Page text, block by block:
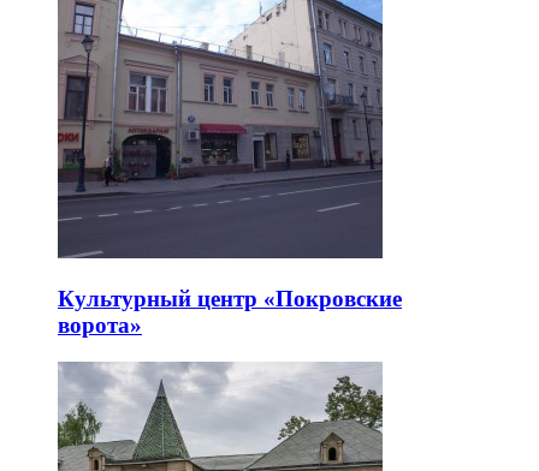
Культурный центр «Покровские
ворота»